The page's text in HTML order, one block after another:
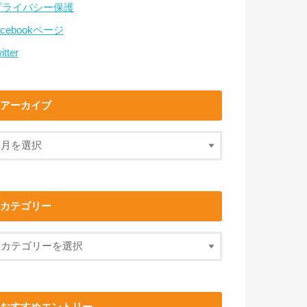
ライバシー保護
ページ
アーカイブ
カテゴリー